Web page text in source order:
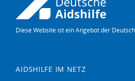
Diese Website ist ein Angebot der
AIDSHILFE IM NETZ